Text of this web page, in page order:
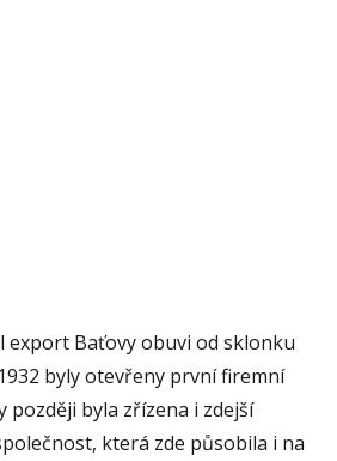
export Baťovy obuvi od sklonku
byly otevřeny první firemní
později byla zřízena i zdejší
která zde působila i na